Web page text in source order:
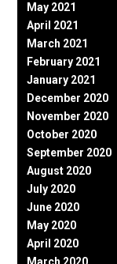
May 2021
April 2021
March 2021
February 2021
January 2021
December 2020
November 2020
October 2020
September 2020
August 2020
July 2020
June 2020
May 2020
April 2020